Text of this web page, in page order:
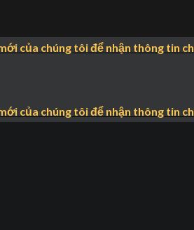
của chúng tôi để nhận thông tin
của chúng tôi để nhận thông tin